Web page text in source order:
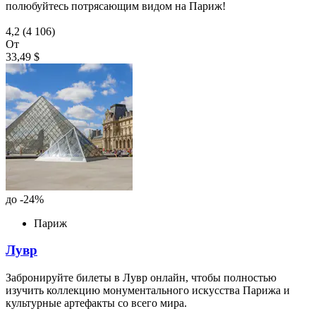
полюбуйтесь потрясающим видом на Париж!
4,2 (4 106)
От
33,49 $
до -24%
Париж
Лувр
Забронируйте билеты в Лувр онлайн, чтобы полностью
изучить коллекцию монументального искусства Парижа и
культурные артефакты со всего мира.